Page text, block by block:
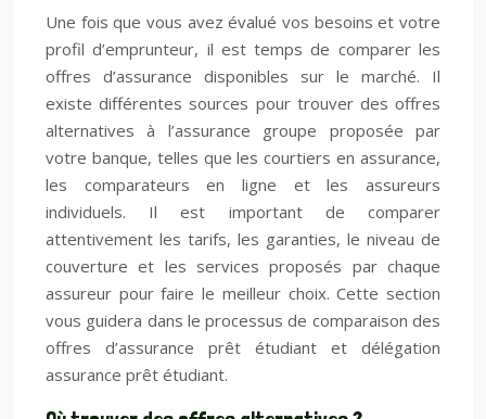
Une fois que vous avez évalué vos besoins et votre
profil d’emprunteur, il est temps de comparer les
offres d’assurance disponibles sur le marché. Il
existe différentes sources pour trouver des offres
alternatives à l’assurance groupe proposée par
votre banque, telles que les courtiers en assurance,
les comparateurs en ligne et les assureurs
individuels. Il est important de comparer
attentivement les tarifs, les garanties, le niveau de
couverture et les services proposés par chaque
assureur pour faire le meilleur choix. Cette section
vous guidera dans le processus de comparaison des
offres d’assurance prêt étudiant et délégation
assurance prêt étudiant.